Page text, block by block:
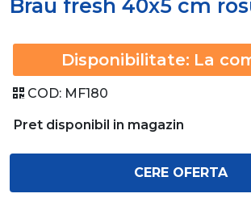
Brau fresh 40x5 cm
Disponibilitate: La
COD: MF180
Pret disponibil in magazin
CERE OFERTA